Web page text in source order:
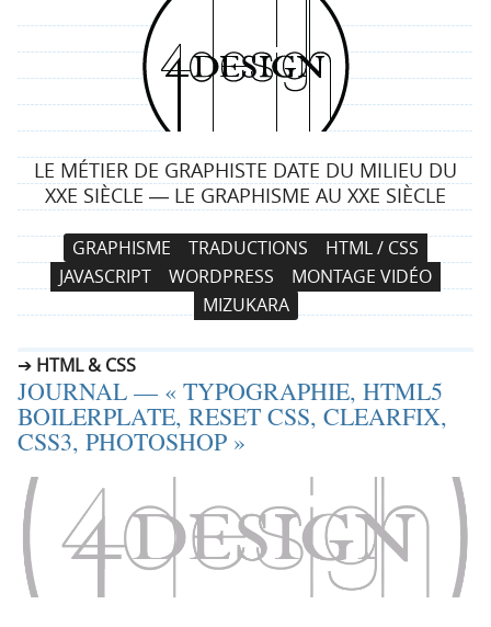
4
d
e
s
i
g
LE MÉTIER DE GRAPHISTE DATE DU MILIEU DU
XXE SIÈCLE ― LE GRAPHISME AU XXE SIÈCLE
a
t
i
o
p
a
u
c
o
n
GRAPHISME TRADUCTIONS
HTML / CSS
JAVASCRIPT
WORDPRESS
MONTAGE VIDÉO
MIZUKARA
HTML & CSS
JOURNAL — « TYPOGRAPHIE, HTML5
BOILERPLATE, RESET CSS, CLEARFIX,
CSS3, PHOTOSHOP »